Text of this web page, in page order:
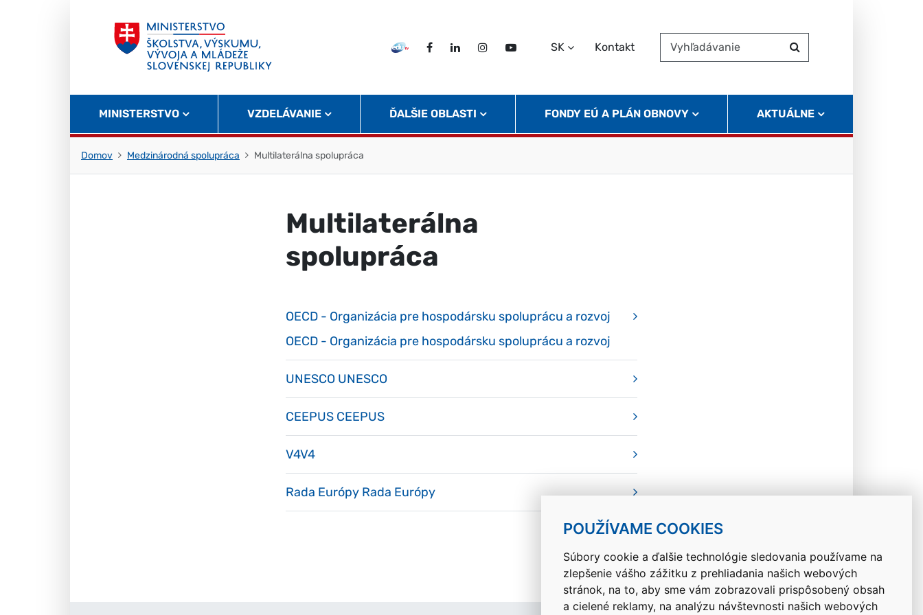
POUŽÍVAME COOKIES
Súbory cookie a ďalšie technológie sledovania používame na
zlepšenie vášho zážitku z prehliadania našich webových
stránok, na to, aby sme vám zobrazovali prispôsobený obsah
a cielené reklamy, na analýzu návštevnosti našich webových
EDU TVFacebookLinkedInInstagram
Twitter
SK Kontakt
Vyhľadávanie
Hľadať
MINISTERSTVO VZDELÁVANIE ĎALŠIE OBLASTI FONDY EÚ A PLÁN OBNOVY AKTUÁLNE
Domov Medzinárodná spolupráca Multilaterálna spolupráca
Multilaterálna
spolupráca
OECD - Organizácia pre hospodársku spoluprácu a rozvoj
OECD - Organizácia pre hospodársku spoluprácu a rozvoj
UNESCO UNESCO
CEEPUS CEEPUS
V4V4
Rada Európy Rada Európy
Návrat hore